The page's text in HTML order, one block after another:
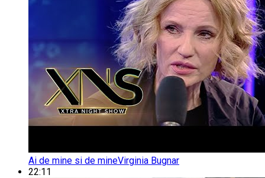
Ai de mine si de mineVirginia Bugnar
22:11